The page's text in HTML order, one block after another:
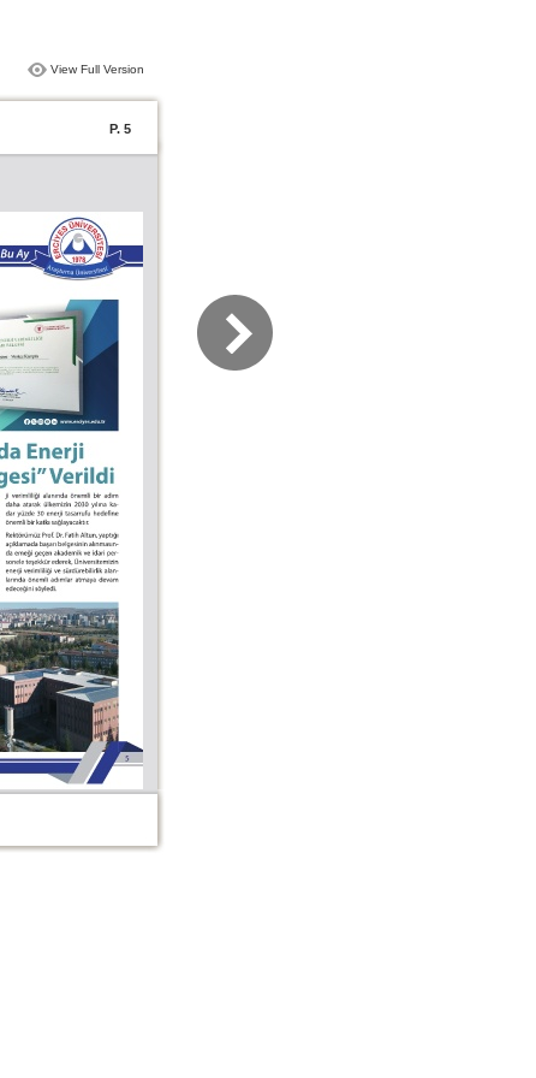
View Full Version
P. 5